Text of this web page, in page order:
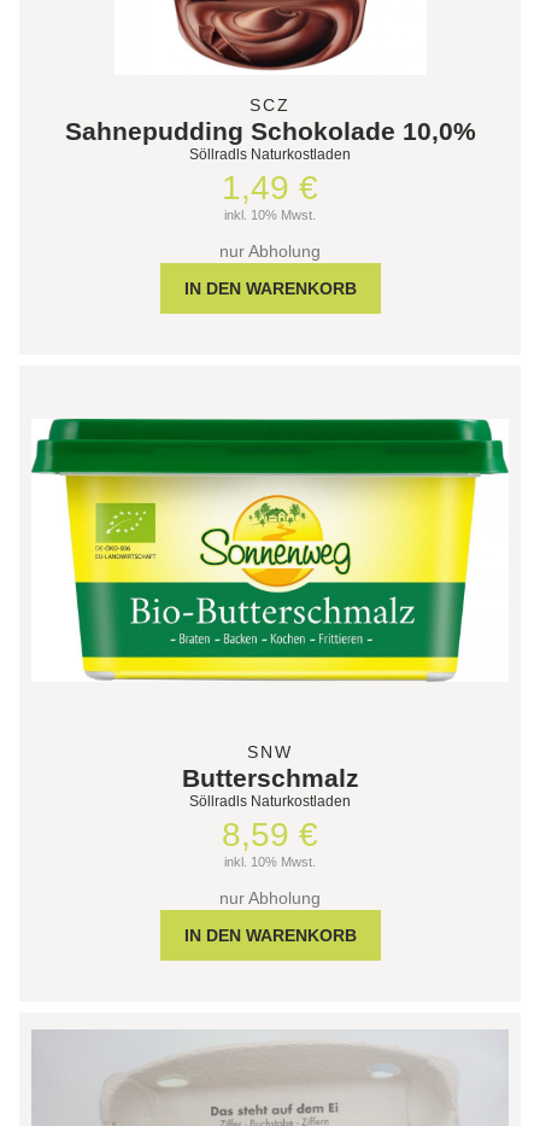
SCZ
Sahnepudding Schokolade 10,0%
Söllradls Naturkostladen
1,49 €
inkl. 10% Mwst.
nur Abholung
SNW
Butterschmalz
Söllradls Naturkostladen
8,59 €
inkl. 10% Mwst.
nur Abholung